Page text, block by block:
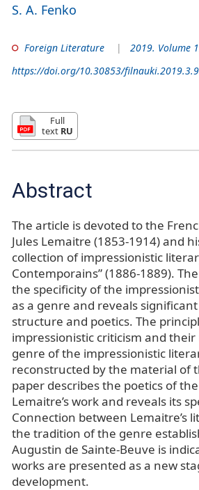
S. A. Fenko
Foreign Literature
2019. Volume
https://doi.org/10.30853/
Full
text RU
Abstract
The article is devoted to the
Jules Lemaitre (1853-1914) and
collection of impressionistic
Contemporains” (1886-1889).
the specificity of the
as a genre and reveals
structure and poetics. The
impressionistic criticism and
genre of the impressionistic
reconstructed by the material of
paper describes the poetics of
Lemaitre’s work and reveals its
Connection between Lemaitre’s
the tradition of the genre
Augustin de Sainte-Beuve is
works are presented as a new
development.